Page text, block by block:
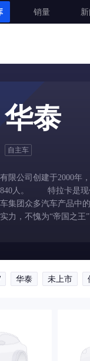
销量
华泰
自主车
公司创建于2000年，
人。 特拉卡是现
集团众多汽车产品中
力，不愧为“帝国之
华泰 未上市